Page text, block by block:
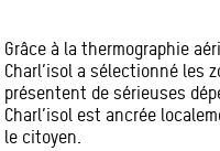
Grâce à la thermographie
Charl’isol a sélectionné les
présentent de sérieuses
Charl’isol est ancrée
le citoyen.